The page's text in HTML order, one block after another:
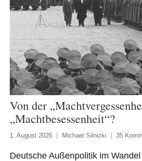
Von der
„Machtbesessenheit“?
1. August 2026 Michael Silnizki 35
Deutsche Außenpolitik im